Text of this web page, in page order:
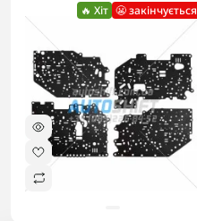
🔥 Хіт 😬 закінчується